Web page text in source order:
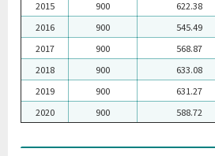
2015 900 622.38
2016
900 545.49
2017
900 568.87
2018
900 633.08
2019
900 631.27
2020
900 588.72